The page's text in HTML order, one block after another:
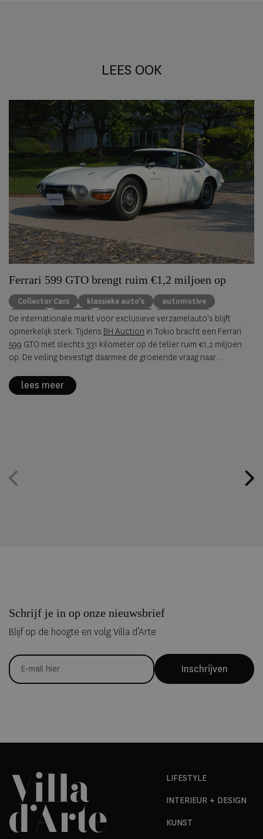
LEES OOK
Ferrari 599 GTO brengt ruim €1,2 miljoen op
Collector Cars klassieke auto's
automotive
Ferrari
Porsche Alfa Romeo BH Auction
De internationale markt voor exclusieve verzamelauto's blijft
opmerkelijk sterk. Tijdens BH Auction in Tokio bracht een Ferrari
599 GTO met slechts 331 kilometer op de teller ruim €1,2 miljoen
op. De veiling bevestigt daarmee de groeiende vraag naar
tweeduizend.
lees meer
Schrijf je in op onze nieuwsbrief
Blijf op de hoogte en volg Villa d’Arte
Inschrijven
LIFESTYLE
INTERIEUR + DESIGN
KUNST